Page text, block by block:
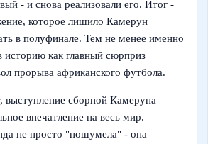
- и снова реализовали его. Итог -
которое лишило Камерун
в полуфинале. Тем не менее именно
историю как главный сюрприз
прорыва африканского футбола.
выступление сборной Камеруна
впечатление на весь мир.
не просто "пошумела" - она